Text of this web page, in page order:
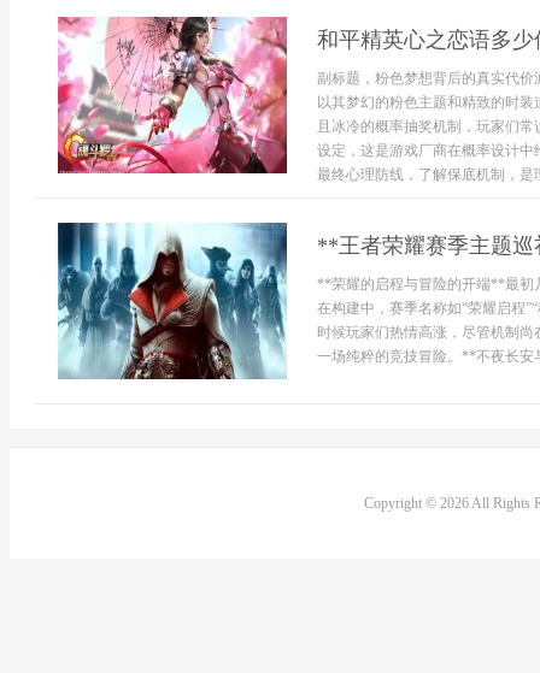
和平精英心之恋语多
副标题，粉色梦想背后的真实代
以其梦幻的粉色主题和精致的时
且冰冷的概率抽奖机制，玩家们
设定，这是游戏厂商在概率设计
最终心理防线，了解保底机制，是
**王者荣耀赛季主题
**荣耀的启程与冒险的开端**最初
在构建中，赛季名称如“荣耀启程
时候玩家们热情高涨，尽管机制
一场纯粹的竞技冒险。**不夜长
Copyright © 2026 All Rights